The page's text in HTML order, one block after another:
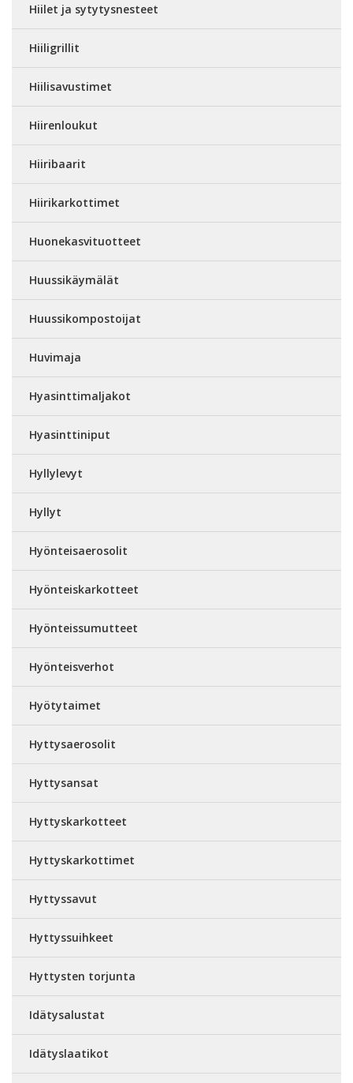
Hiilet ja sytytysnesteet
Hiiligrillit
Hiilisavustimet
Hiirenloukut
Hiiribaarit
Hiirikarkottimet
Huonekasvituotteet
Huussikäymälät
Huussikompostoijat
Huvimaja
Hyasinttimaljakot
Hyasinttiniput
Hyllylevyt
Hyllyt
Hyönteisaerosolit
Hyönteiskarkotteet
Hyönteissumutteet
Hyönteisverhot
Hyötytaimet
Hyttysaerosolit
Hyttysansat
Hyttyskarkotteet
Hyttyskarkottimet
Hyttyssavut
Hyttyssuihkeet
Hyttysten torjunta
Idätysalustat
Idätyslaatikot